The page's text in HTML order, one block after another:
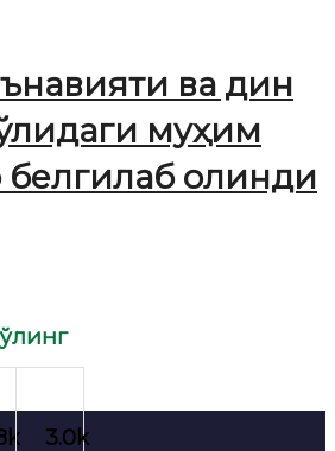
ва дин
муҳим
белгилаб олинди